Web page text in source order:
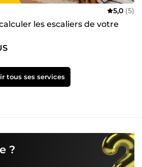
5,0 (5)
les escaliers de votre
tous ses services
?